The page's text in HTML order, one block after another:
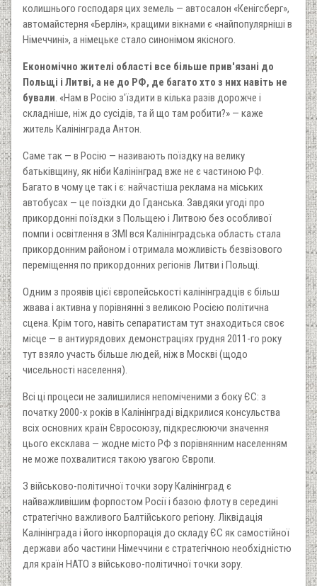
колишнього господаря цих земель — автосалон «Кенігсберг»,
автомайстерня «Берлін», кращими вікнами є «найпопулярніші в
Німеччині», а німецьке стало синонімом якісного.
Економічно жителі області все більше прив'язані до
Польщі і Литві, а не до РФ, де багато хто з них навіть не
бували. «Нам в Росію з'їздити в кілька разів дорожче і
складніше, ніж до сусідів, та й що там робити?» — каже
житель Калінінграда Антон.
Саме так — в Росію — називають поїздку на велику
батьківщину, як ніби Калінінград вже не є частиною РФ.
Багато в чому це так і є: найчастіша реклама на міських
автобусах — це поїздки до Гданська. Завдяки угоді про
прикордонні поїздки з Польщею і Литвою без особливої ​​
помпи і освітлення в ЗМІ вся Калінінградська область стала
прикордонним районом і отримала можливість безвізового
переміщення по прикордонних регіонів Литви і Польщі.
Одним з проявів цієї європейськості калінінградців є більш
жвава і активна у порівнянні з великою Росією політична
сцена. Крім того, навіть сепаратистам тут знаходиться своє
місце — в антиурядових демонстраціях грудня 2011-го року
тут взяло участь більше людей, ніж в Москві (щодо
чисельності населення).
Всі ці процеси не залишилися непоміченими з боку ЄС: з
початку 2000-х років в Калінінграді відкрилися консульства
всіх основних країн Євросоюзу, підкреслюючи значення
цього ексклава — жодне місто РФ з порівнянним населенням
не може похвалитися такою увагою Європи.
З військово-політичної точки зору Калінінград є
найважливішим форпостом Росії і базою флоту в середині
стратегічно важливого Балтійського регіону. Ліквідація
Калінінграда і його інкорпорація до складу ЄС як самостійної
держави або частини Німеччини є стратегічною необхідністю
для країн НАТО з військово-політичної точки зору.